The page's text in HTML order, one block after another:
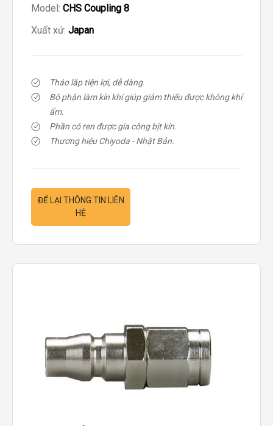
Model: CHS Coupling 8
Xuất xứ: Japan
Tháo lắp tiện lợi, dễ dàng.
Bộ phận làm kín khí giúp giảm thiểu được không khí
ẩm.
Phần có ren được gia công bịt kín.
Thương hiệu Chiyoda - Nhật Bản.
ĐỂ LẠI THÔNG TIN LIÊN
HỆ